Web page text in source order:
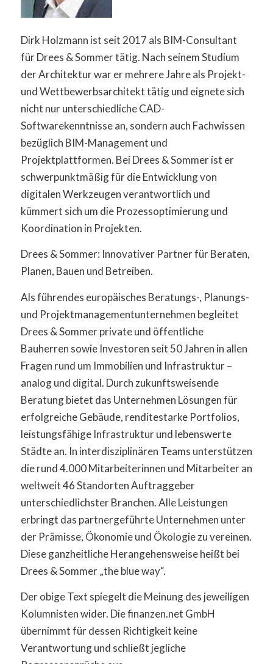
Dirk Holzmann ist seit 2017 als BIM-Consultant
für Drees & Sommer tätig. Nach seinem Studium
der Architektur war er mehrere Jahre als Projekt-
und Wettbewerbsarchitekt tätig und eignete sich
nicht nur unterschiedliche CAD-
Softwarekenntnisse an, sondern auch Fachwissen
bezüglich BIM-Management und
Projektplattformen. Bei Drees & Sommer ist er
schwerpunktmäßig für die Entwicklung von
digitalen Werkzeugen verantwortlich und
kümmert sich um die Prozessoptimierung und
Koordination in Projekten.
Drees & Sommer: Innovativer Partner für Beraten,
Planen, Bauen und Betreiben.
Als führendes europäisches Beratungs-, Planungs-
und Projektmanagementunternehmen begleitet
Drees & Sommer private und öffentliche
Bauherren sowie Investoren seit 50 Jahren in allen
Fragen rund um Immobilien und Infrastruktur –
analog und digital. Durch zukunftsweisende
Beratung bietet das Unternehmen Lösungen für
erfolgreiche Gebäude, renditestarke Portfolios,
leistungsfähige Infrastruktur und lebenswerte
Städte an. In interdisziplinären Teams unterstützen
die rund 4.000 Mitarbeiterinnen und Mitarbeiter an
weltweit 46 Standorten Auftraggeber
unterschiedlichster Branchen. Alle Leistungen
erbringt das partnergeführte Unternehmen unter
der Prämisse, Ökonomie und Ökologie zu vereinen.
Diese ganzheitliche Herangehensweise heißt bei
Drees & Sommer „the blue way“.
Der obige Text spiegelt die Meinung des jeweiligen
Kolumnisten wider. Die finanzen.net GmbH
übernimmt für dessen Richtigkeit keine
Verantwortung und schließt jegliche